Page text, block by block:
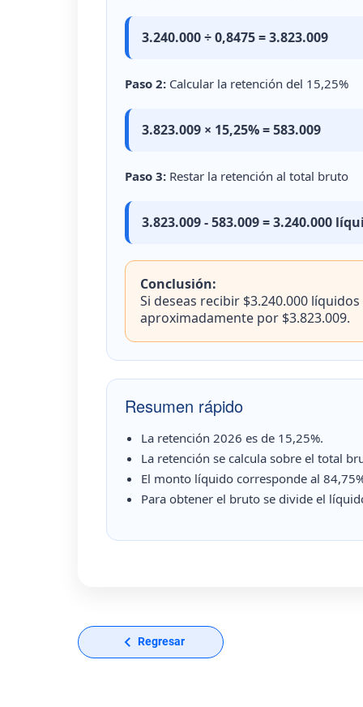
3.240.000 ÷ 0,8475 = 3.823.009
Paso 2: Calcular la retención del 15,25%
3.823.009 × 15,25% = 583.009
Paso 3: Restar la retención al total bruto
3.823.009 - 583.009 = 3.240.000
Conclusión:
Si deseas recibir $3.240.000
aproximadamente por $3.823.009.
Resumen rápido
La retención 2026 es de 15,25%.
La retención se calcula sobre el total
El monto líquido corresponde al
Para obtener el bruto se divide el
Regresar